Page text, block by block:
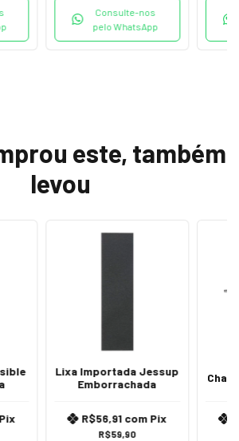
Consulte-nos
pelo WhatsApp
este, também
levou
Pix
Lixa Importada Jessup
Emborrachada
R$59,90
R$56,91 com Pix